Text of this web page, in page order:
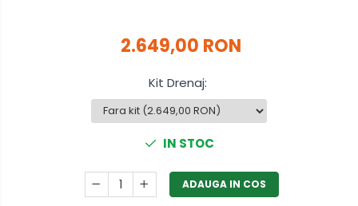
2.649,00 RON
Kit Drenaj:
IN STOC
ADAUGA IN COS